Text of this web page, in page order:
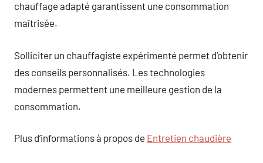
chauffage adapté garantissent une consommation
maîtrisée.
Solliciter un chauffagiste expérimenté permet d’obtenir
des conseils personnalisés. Les technologies
modernes permettent une meilleure gestion de la
consommation.
Plus d’informations à propos de Entretien chaudière